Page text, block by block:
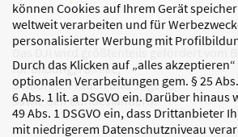
können Cookies auf Ihrem Gerät
weltweit verarbeiten und für
personalisierter Werbung mit
Durch das Klicken auf „alles
optionalen Verarbeitungen gem. § 25
6 Abs. 1 lit. a DSGVO ein. Darüber hinaus
49 Abs. 1 DSGVO ein, dass Drittanbieter
mit niedrigerem Datenschutzniveau
Das DJI wird größtenteils gefördert vom
für Bildung, Familie,
Senioren, Frauen und Jugend
sowie den Bundesländern.